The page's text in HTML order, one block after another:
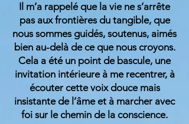
Il m’a rappelé que la vie ne s’arrête
pas aux frontières du tangible, que
nous sommes guidés, soutenus, aimés
bien au-delà de ce que nous croyons.
Cela a été un point de bascule, une
invitation intérieure à me recentrer, à
écouter cette voix douce mais
insistante de l’âme et à marcher avec
foi sur le chemin de la conscience.